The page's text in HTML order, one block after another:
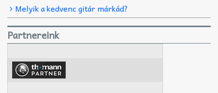
Melyik a kedvenc gitár márkád?
Partnereink